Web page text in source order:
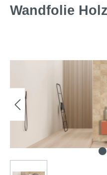
Wandfolie